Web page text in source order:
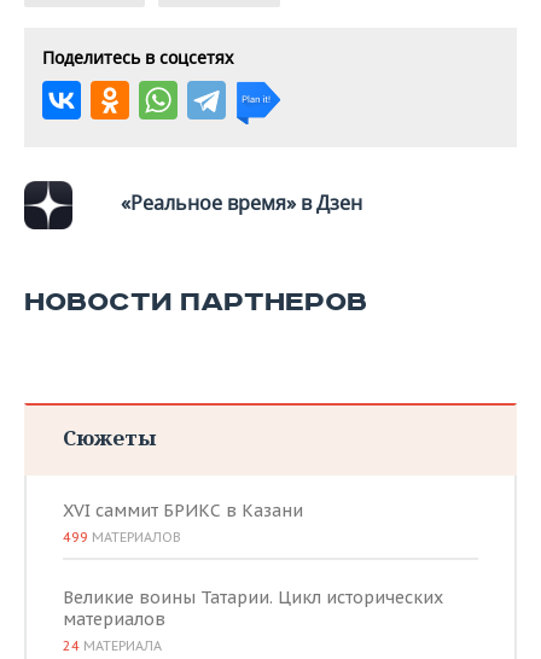
КИБЕРСПОРТ
ВОДНЫЕ ВИДЫ СПОРТА
КУЛЬТУРА
ОБРАЗОВАНИЕ
СПИСОК КОМПАНИЙ
Поделитесь в соцсетях
«Реальное время» в Дзен
НОВОСТИ ПАРТНЕРОВ
Сюжеты
XVI саммит БРИКС в Казани
499 МАТЕРИАЛОВ
Великие воины Татарии. Цикл исторических
материалов
24 МАТЕРИАЛА